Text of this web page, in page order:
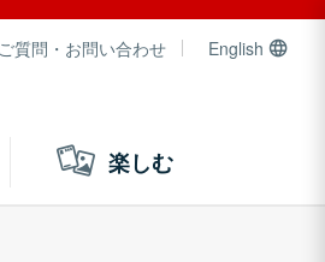
質問・お問い合わせ English
楽しむ